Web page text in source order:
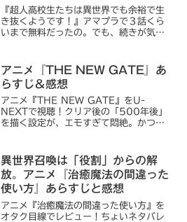
『超人高校生たちは異世界でも余裕で生
き抜くようです！』アマプラで３話くら
いまで無料だったの。でも、続きが気に
系かな？」と思ったけど意外とハマっち
ゃったよね。おすすめ！
アニメ『THE NEW GATE』あ
らすじ＆感想
アニメ『THE NEW GATE』をU-
NEXTで視聴！クリア後の「500年後」
を描く設定が、エモすぎて悶絶。かつて
きの目線で語ります。ハピタスや楽天モ
バイルでお得に楽しむ裏技も紹介！
異世界召喚は「役割」からの解
放。アニメ『治癒魔法の間違った
使い方』あらすじと感想
アニメ『治癒魔法の間違った使い方』を
オタク目線でレビュー！ちょいネタバレ